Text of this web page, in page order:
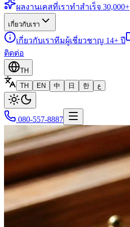
ผลงานเคสที่เราทำสำเร็จ 30,000+
เกี่ยวกับเรา
เกี่ยวกับเราทีมผู้เชี่ยวชาญ 14+ ปี
ติดต่อ
TH
TH
EN 中 日 한 ع
080-557-8887